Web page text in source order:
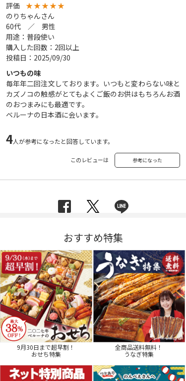
評価 ★★★★★
のりちゃんさん
60代 ／ 男性
用途：普段使い
購入した回数：2回以上
投稿日：2025/09/30
いつもの味
毎年年二回注文しております。いつもと変わらない味と
カズノコの触感がとてもよくご飯のお供はもちろんお酒
のおつまみにも最適です。
ベルーナの日本酒に会います。
4人が参考になったと回答しています。
このレビューは 参考になった
おすすめ特集
9月30日まで超早割！
おせち特集
全商品送料無料！
うなぎ特集